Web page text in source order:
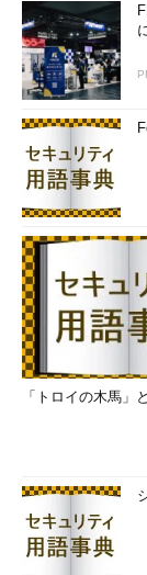
「トロイの木馬」